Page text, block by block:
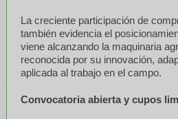
La creciente participación de
también evidencia el
viene alcanzando la maquinaria
reconocida por su innovación,
aplicada al trabajo en el campo.
Convocatoria abierta y cupos